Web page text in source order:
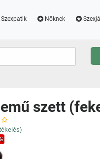
Szexpatik Nőknek
szett